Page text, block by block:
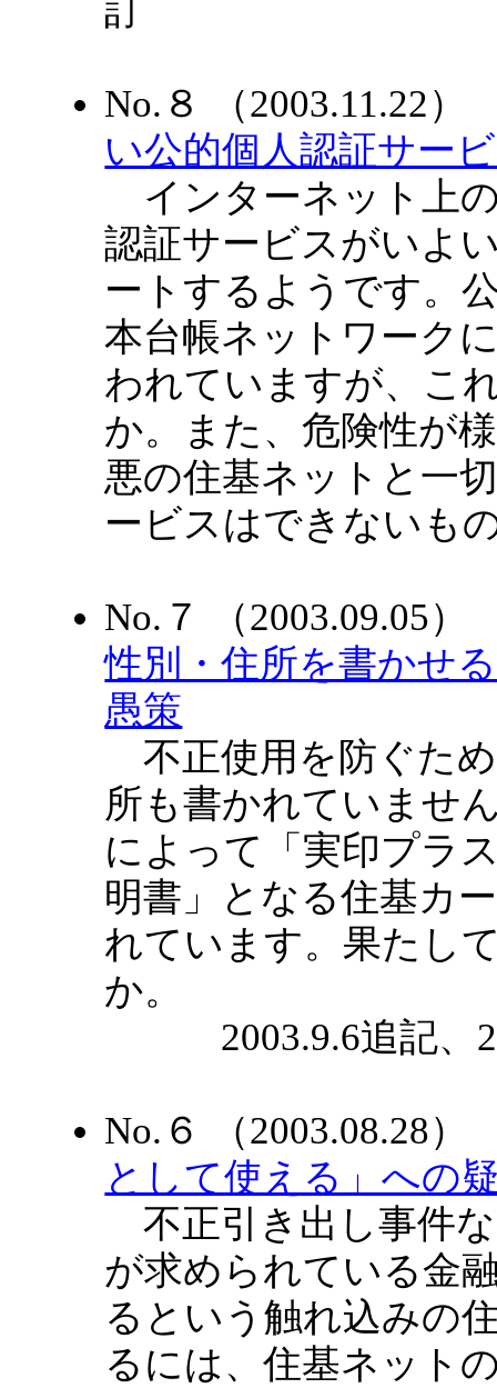
訂
No.８ （
い公的個人認証サー
インターネット上
認証サービスがいよ
ートするようです。
本台帳ネットワーク
われていますが、こ
か。また、危険性が
悪の住基ネットと一
ービスはできないも
No.７ （
性別・住所を書かせ
愚策
不正使用を防ぐた
所も書かれていませ
によって「実印プラ
明書」となる住基カ
れています。果たし
か。
2003.9.6追記、
No.６ （
として使える」への
不正引き出し事件
が求められている金
るという触れ込みの
るには、住基ネット